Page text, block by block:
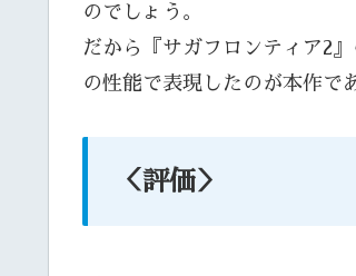
のでしょう。
だから『サガフロンティア2
の性能で表現したのが本作で
＜評価＞